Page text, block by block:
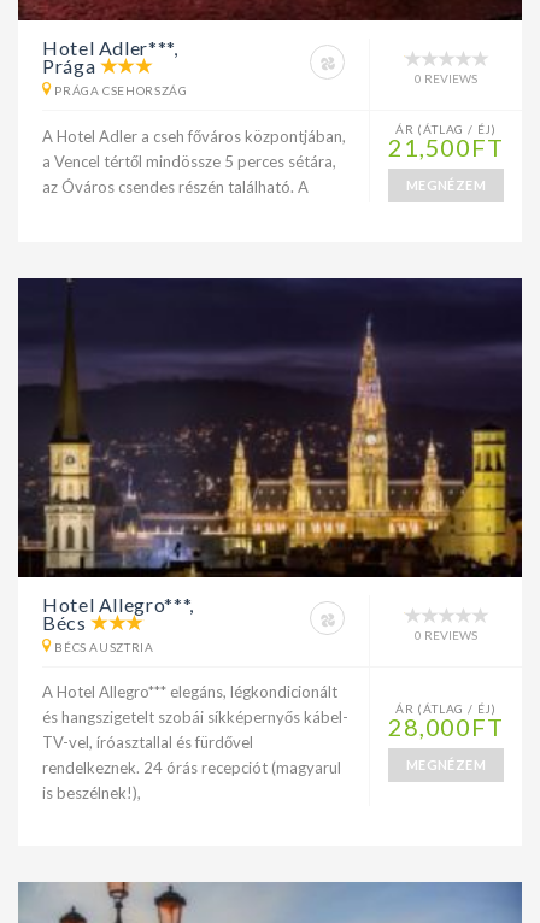
Hotel Adler***,
Prága
PRÁGA CSEHORSZÁG
0 REVIEWS
A Hotel Adler a cseh főváros központjában,
a Vencel tértől mindössze 5 perces sétára,
az Óváros csendes részén található. A
ÁR (ÁTLAG / ÉJ)
21,500FT
MEGNÉZEM
Hotel Allegro***,
Bécs
BÉCS AUSZTRIA
0 REVIEWS
A Hotel Allegro*** elegáns, légkondicionált
és hangszigetelt szobái síkképernyős kábel-
TV-vel, íróasztallal és fürdővel
rendelkeznek. 24 órás recepciót (magyarul
is beszélnek!),
ÁR (ÁTLAG / ÉJ)
28,000FT
MEGNÉZEM